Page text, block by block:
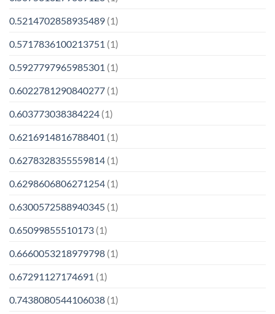
0.5214702858935489 (1)
0.5717836100213751 (1)
0.5927797965985301 (1)
0.6022781290840277 (1)
0.603773038384224 (1)
0.6216914816788401 (1)
0.6278328355559814 (1)
0.6298606806271254 (1)
0.6300572588940345 (1)
0.65099855510173 (1)
0.6660053218979798 (1)
0.67291127174691 (1)
0.7438080544106038 (1)